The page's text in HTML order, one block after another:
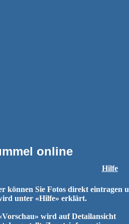
online
Hilfe
können Sie Fotos direkt eintragen
unter «Hilfe» erklärt.
wird auf Detailansicht